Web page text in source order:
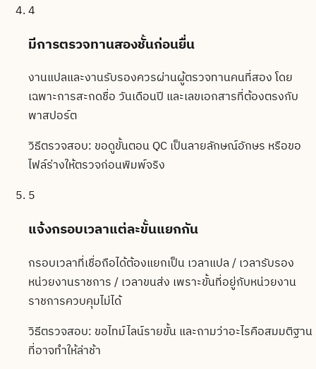
4
มีการตรวจทานสองชั้นก่อนยื่น
งานแปลและงานรับรองควรผ่านผู้ตรวจทานคนที่สอง โดย
เฉพาะการสะกดชื่อ วันเดือนปี และเลขเอกสารที่ต้องตรงกับ
พาสปอร์ต
วิธีตรวจสอบ: ขอดูขั้นตอน QC เป็นลายลักษณ์อักษร หรือขอ
ไฟล์ร่างให้ตรวจก่อนพิมพ์จริง
5
แจ้งกรอบเวลาแต่ละขั้นแยกกัน
กรอบเวลาที่เชื่อถือได้ต้องแยกเป็น เวลาแปล / เวลารับรอง
หน่วยงานราชการ / เวลาขนส่ง เพราะขั้นที่อยู่กับหน่วยงาน
ราชการควบคุมไม่ได้
วิธีตรวจสอบ: ขอไทม์ไลน์รายขั้น และถามว่าอะไรคือสมมติฐาน
ที่อาจทำให้ล่าช้า